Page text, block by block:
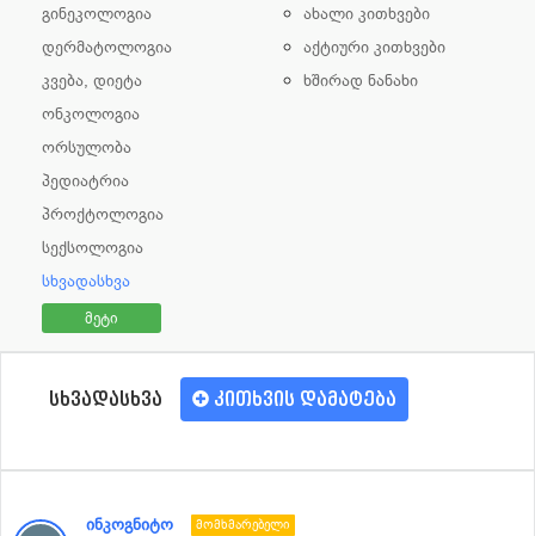
გინეკოლოგია
დერმატოლოგია
კვება, დიეტა
ონკოლოგია
ორსულობა
პედიატრია
პროქტოლოგია
სექსოლოგია
სხვადასხვა
მეტი
ახალი კითხვები
აქტიური კითხვები
ხშირად ნანახი
სხვადასხვა კითხვის დამატება
ინკოგნიტო Მომხმარებელი